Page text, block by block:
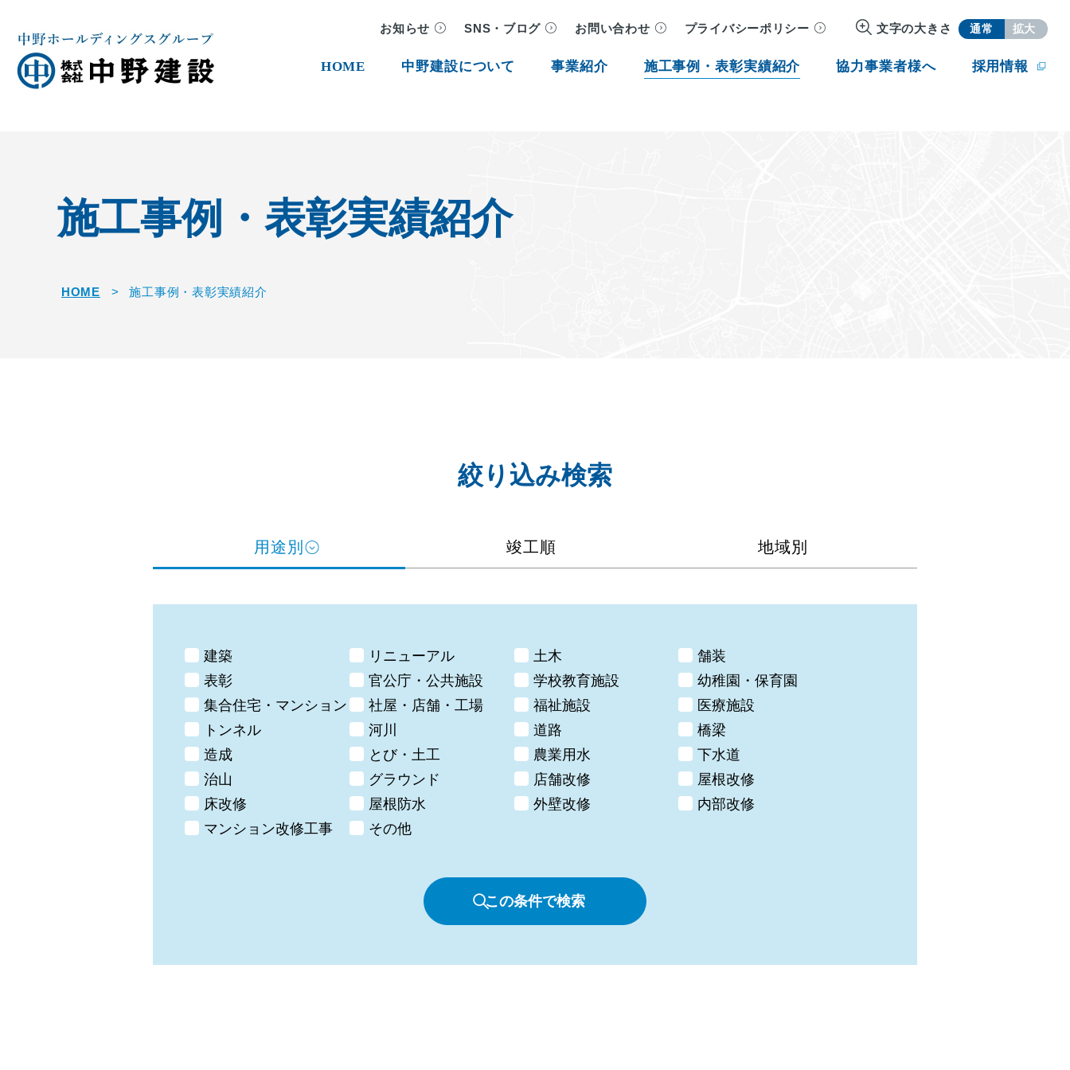
お知らせ SNS・ブログ お問い合わせ プライバシーポリシー 文字の大きさ 通常 拡大
HOME 中野建設について 事業紹介 施工事例・表彰実績紹介 協力事業者様へ 採用情報
施工事例・表彰実績紹介
HOME > 施工事例・表彰実績紹介
絞り込み検索
用途別 竣工順 地域別
建築 リニューアル 土木
舗装
表彰
官公庁・公共施設 学校教育施設
幼稚園・保育園
集合住宅・マンション
社屋・店舗・工場 福祉施設
医療施設
トンネル
河川 道路
橋梁
造成
とび・土工 農業用水
下水道
治山
グラウンド 店舗改修
屋根改修
床改修
屋根防水 外壁改修
内部改修
マンション改修工事
その他
この条件で検索